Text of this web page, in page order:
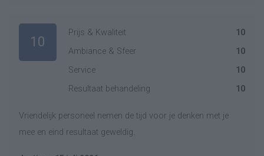
10
Prijs & Kwaliteit
10
Ambiance & Sfeer
10
Service
10
Resultaat behandeling
10
Vriendelijk personeel nemen de tijd voor je denken met je
mee en eind resultaat geweldig.